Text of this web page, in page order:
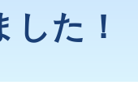
した！